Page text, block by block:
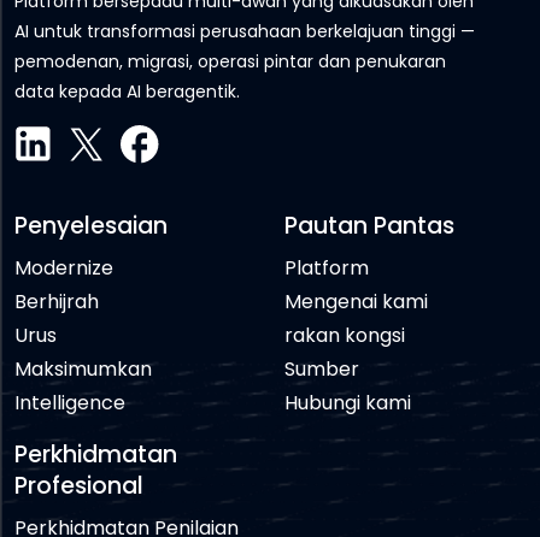
AI untuk transformasi perusahaan berkelajuan tinggi —
pemodenan, migrasi, operasi pintar dan penukaran
data kepada AI beragentik.
Penyelesaian
Modernize
Berhijrah
Urus
Maksimumkan
Intelligence
Perkhidmatan
Profesional
Perkhidmatan Penilaian
Pautan Pantas
Platform
Mengenai kami
rakan kongsi
Sumber
Hubungi kami